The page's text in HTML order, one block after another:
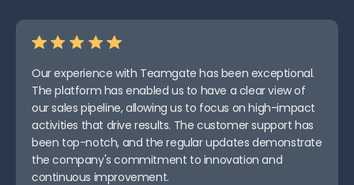
Our experience with Teamgate has been exceptional.
The platform has enabled us to have a clear view of
our sales pipeline, allowing us to focus on high-impact
activities that drive results. The customer support has
been top-notch, and the regular updates demonstrate
the company's commitment to innovation and
continuous improvement.